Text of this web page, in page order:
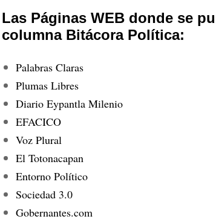
Las Páginas WEB donde se
columna Bitácora Política:
Palabras Claras
Plumas Libres
Diario Eypantla Milenio
EFACICO
Voz Plural
El Totonacapan
Entorno Político
Sociedad 3.0
Gobernantes.com